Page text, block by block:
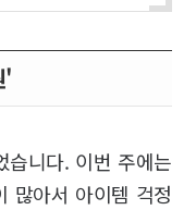
'
습니다. 이번 주에는
많아서 아이템 걱정